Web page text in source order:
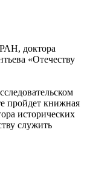
доктора
«Отечеству
пройдет книжная
исторических
служить